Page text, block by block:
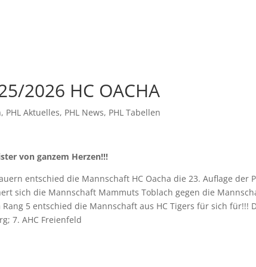
2026 HC OACHA
, PHL Aktuelles, PHL News, PHL Tabellen
von ganzem Herzen!!!
entschied die Mannschaft HC Oacha die 23. Auflage der
sich die Mannschaft Mammuts Toblach gegen die
5 entschied die Mannschaft aus HC Tigers für sich für!!!
7. AHC Freienfeld